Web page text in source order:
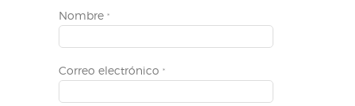
Nombre *
Correo electrónico *